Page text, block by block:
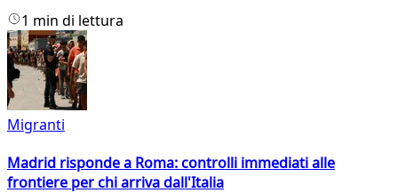
1 min di lettura
Migranti
Madrid risponde a Roma: controlli immediati alle
frontiere per chi arriva dall'Italia